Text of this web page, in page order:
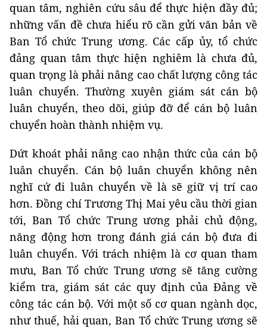
quan tâm, nghiên cứu sâu để thực hiện đầy đủ;
những vấn đề chưa hiểu rõ cần gửi văn bản về
Ban Tổ chức Trung ương. Các cấp ủy, tổ chức
đảng quan tâm thực hiện nghiêm là chưa đủ,
quan trọng là phải nâng cao chất lượng công tác
luân chuyển. Thường xuyên giám sát cán bộ
luân chuyển, theo dõi, giúp đỡ để cán bộ luân
chuyển hoàn thành nhiệm vụ.
Dứt khoát phải nâng cao nhận thức của cán bộ
luân chuyển. Cán bộ luân chuyển không nên
nghĩ cứ đi luân chuyển về là sẽ giữ vị trí cao
hơn. Đồng chí Trương Thị Mai yêu cầu thời gian
tới, Ban Tổ chức Trung ương phải chủ động,
năng động hơn trong đánh giá cán bộ đưa đi
luân chuyển. Với trách nhiệm là cơ quan tham
mưu, Ban Tổ chức Trung ương sẽ tăng cường
kiểm tra, giám sát các quy định của Đảng về
công tác cán bộ. Với một số cơ quan ngành dọc,
như thuế, hải quan, Ban Tổ chức Trung ương sẽ